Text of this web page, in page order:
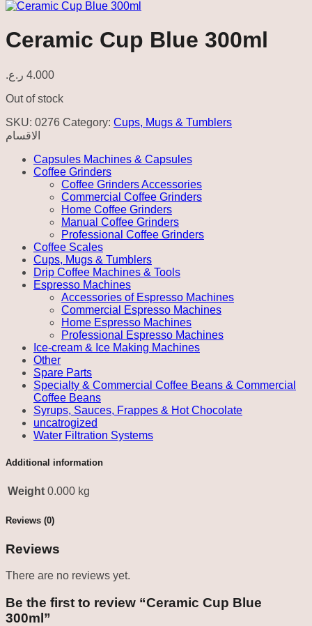
Ceramic Cup Blue 300ml
4.000 ر.ع.
Out of stock
SKU: 0276 Category: Cups, Mugs & Tumblers
الاقسام
Capsules Machines & Capsules
Coffee Grinders
Coffee Grinders Accessories
Commercial Coffee Grinders
Home Coffee Grinders
Manual Coffee Grinders
Professional Coffee Grinders
Coffee Scales
Cups, Mugs & Tumblers
Drip Coffee Machines & Tools
Espresso Machines
Accessories of Espresso Machines
Commercial Espresso Machines
Home Espresso Machines
Professional Espresso Machines
Ice-cream & Ice Making Machines
Other
Spare Parts
Specialty & Commercial Coffee Beans & Commercial
Coffee Beans
Syrups, Sauces, Frappes & Hot Chocolate
uncatrogized
Water Filtration Systems
Additional information
Weight 0.000 kg
Reviews (0)
Reviews
There are no reviews yet.
Be the first to review “Ceramic Cup Blue
300ml”